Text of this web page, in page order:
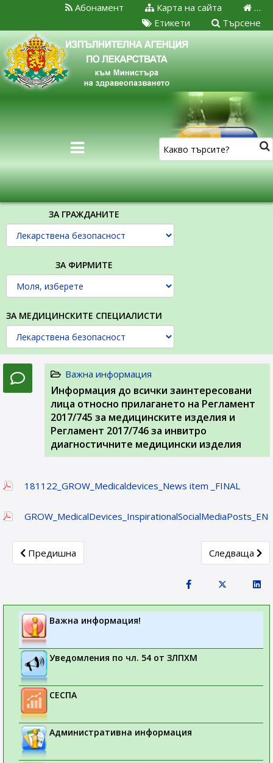
…
Карта на сайта
Абонамент
Търсене
Етикети
ЗА ГРАЖДАНИТЕ
ЗА ФИРМИТЕ
ЗА МЕДИЦИНСКИТЕ СПЕЦИАЛИСТИ
Важна информация
Информация до всички заинтересовани
лица относно прилагането на Регламент
2017/745 за медицинските изделия и
Регламент 2017/746 за инвитро
диагностичните медицински изделия
181122_GROW_Medicaldevices_News item _FINAL
GROW_MedicalDevices_InspirationalSocialMediaPosts_EN
Previous article: Покана за изразяване на интерес за
Предишна Next article:
Следваща
Важна информация!
Уведомления по чл. 54 от ЗЛПХМ
СЕСПА
Административна информация